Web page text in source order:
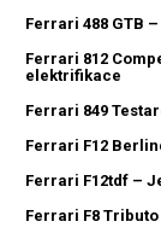
Ferrari 488 GTB
Ferrari 812
elektrifikace
Ferrari 849
Ferrari F12
Ferrari F12tdf –
Ferrari F8